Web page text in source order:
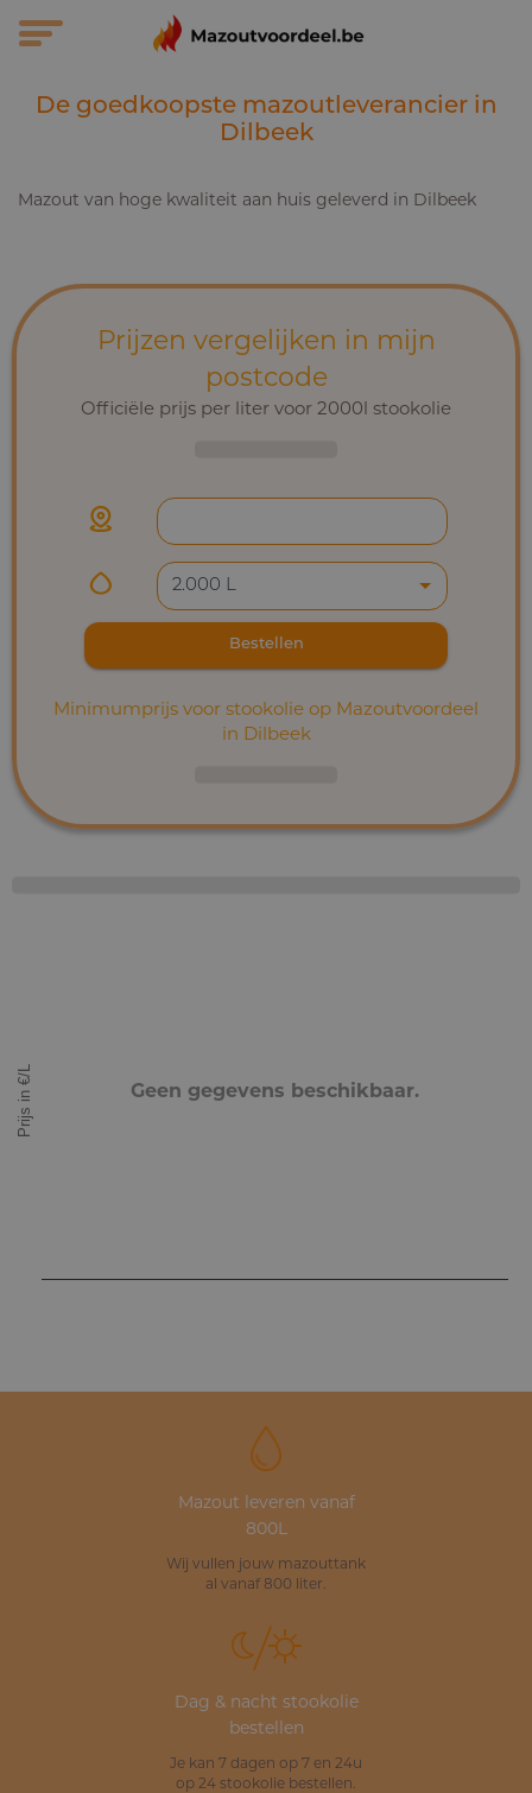
De goedkoopste mazoutleverancier in
Dilbeek
Mazout van hoge kwaliteit aan huis geleverd in Dilbeek
Prijzen vergelijken in mijn
postcode
Officiële prijs per liter voor 2000l stookolie
2.000 L
Bestellen
Minimumprijs voor stookolie op Mazoutvoordeel
in Dilbeek
Prijs in €/L Geen gegevens beschikbaar.
Mazout leveren vanaf
800L
Wij vullen jouw mazouttank
al vanaf 800 liter.
Dag & nacht stookolie
bestellen
Je kan 7 dagen op 7 en 24u
op 24 stookolie bestellen.